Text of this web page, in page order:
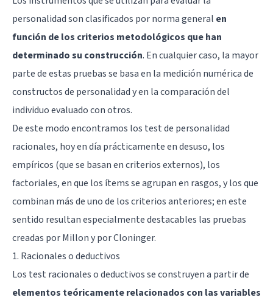
personalidad son clasificados por norma general en
función de los criterios metodológicos que han
determinado su construcción. En cualquier caso, la mayor
parte de estas pruebas se basa en la medición numérica de
constructos de personalidad y en la comparación del
individuo evaluado con otros.
De este modo encontramos los test de personalidad
racionales, hoy en día prácticamente en desuso, los
empíricos (que se basan en criterios externos), los
factoriales, en que los ítems se agrupan en rasgos, y los que
combinan más de uno de los criterios anteriores; en este
sentido resultan especialmente destacables las pruebas
creadas por Millon y por Cloninger.
1. Racionales o deductivos
Los test racionales o deductivos se construyen a partir de
elementos teóricamente relacionados con las variables